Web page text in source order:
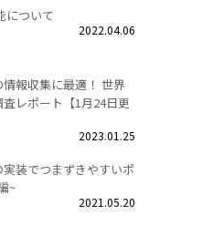
について
2022.04.06
報収集に最適！ 世界
レポート【1月24日更
2023.01.25
装でつまずきやすいポ
~
2021.05.20